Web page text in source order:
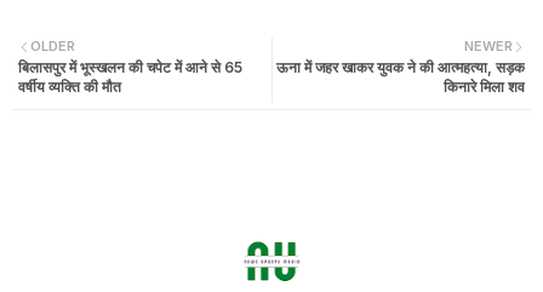
NEWER
ऊना में जहर खाकर युवक ने की आत्महत्या, सड़क
किनारे मिला शव
OLDER
बिलासपुर में भूस्खलन की चपेट में आने से 65
वर्षीय व्यक्ति की मौत